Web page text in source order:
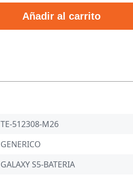
Añadir al carrito
TE-512308-M26
GENERICO
GALAXY S5-BATERIA